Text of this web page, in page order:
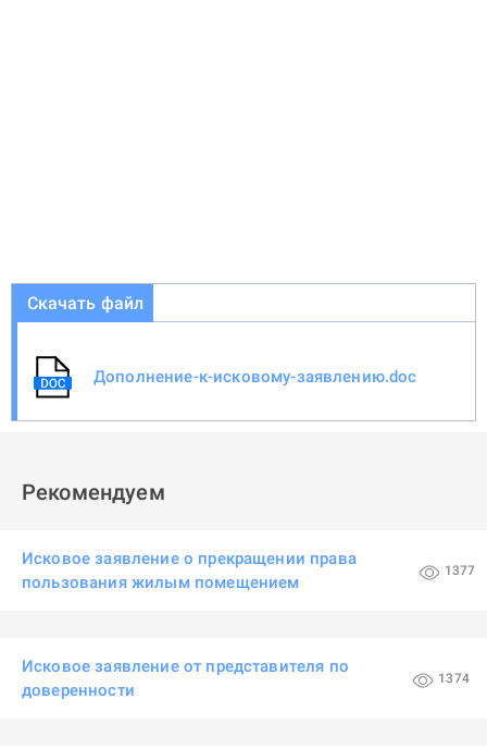
Скачать файл
Дополнение-к-исковому-заявлению.doc
Рекомендуем
Исковое заявление о прекращении права
пользования жилым помещением
1377
Исковое заявление от представителя по
доверенности
1374